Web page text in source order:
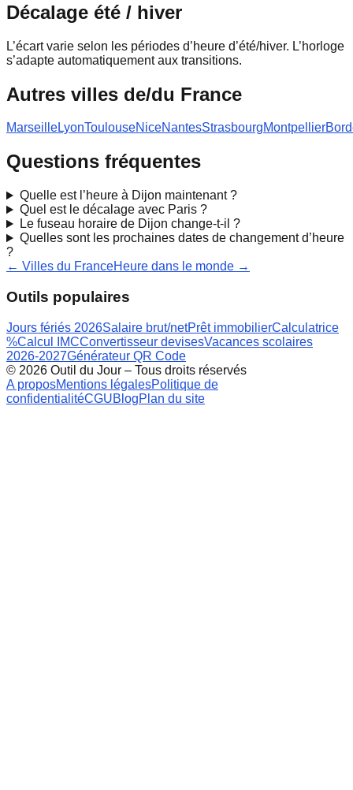
Décalage été / hiver
L’écart varie selon les périodes d’heure d’été/hiver. L’horloge
s’adapte automatiquement aux transitions.
Autres villes de/du France
MarseilleLyonToulouseNiceNantesStrasbourgMontpellier
Questions fréquentes
Quelle est l’heure à Dijon maintenant ?
Quel est le décalage avec Paris ?
Le fuseau horaire de Dijon change-t-il ?
Quelles sont les prochaines dates de changement d’heure
?
← Villes du FranceHeure dans le monde →
Outils populaires
Jours fériés 2026Salaire brut/netPrêt immobilierCalculatrice
%Calcul IMCConvertisseur devisesVacances scolaires
2026-2027Générateur QR Code
© 2026 Outil du Jour – Tous droits réservés
A proposMentions légalesPolitique de
confidentialitéCGUBlogPlan du site